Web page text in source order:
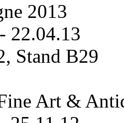
2013
- 22.04.13
Stand B29
Art &